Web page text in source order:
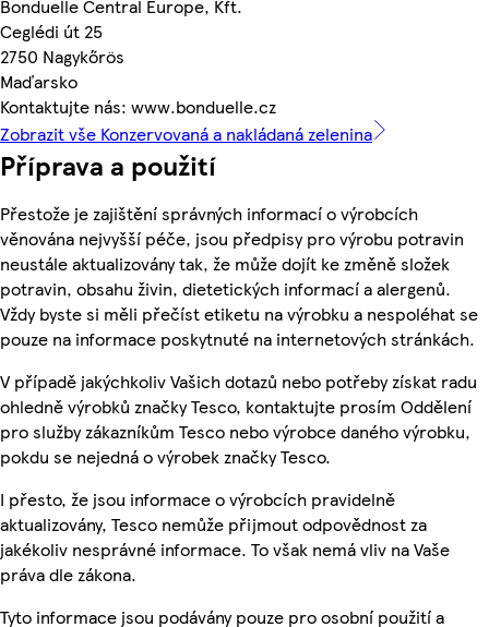
Bonduelle Central Europe, Kft.
Ceglédi út 25
2750 Nagykőrös
Maďarsko
Kontaktujte nás: www.bonduelle.cz
Zobrazit vše Konzervovaná a nakládaná zelenina
Příprava a použití
Přestože je zajištění správných informací o výrobcích
věnována nejvyšší péče, jsou předpisy pro výrobu potravin
neustále aktualizovány tak, že může dojít ke změně složek
potravin, obsahu živin, dietetických informací a alergenů.
Vždy byste si měli přečíst etiketu na výrobku a nespoléhat se
pouze na informace poskytnuté na internetových stránkách.
V případě jakýchkoliv Vašich dotazů nebo potřeby získat radu
ohledně výrobků značky Tesco, kontaktujte prosím Oddělení
pro služby zákazníkům Tesco nebo výrobce daného výrobku,
pokdu se nejedná o výrobek značky Tesco.
I přesto, že jsou informace o výrobcích pravidelně
aktualizovány, Tesco nemůže přijmout odpovědnost za
jakékoliv nesprávné informace. To však nemá vliv na Vaše
práva dle zákona.
Tyto informace jsou podávány pouze pro osobní použití a